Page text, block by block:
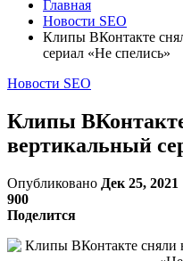
Главная
Новости SEO
Клипы ВКонтакте
сериал «Не спелись»
Новости SEO
Клипы
вертикальный
Опубликовано Дек 25, 2021
900
Поделится